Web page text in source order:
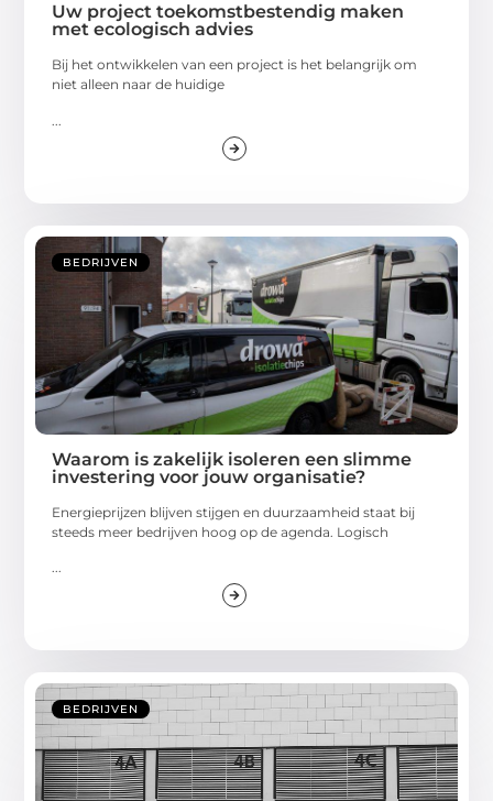
Uw project toekomstbestendig maken
met ecologisch advies
Bij het ontwikkelen van een project is het belangrijk om
niet alleen naar de huidige
BEDRIJVEN
Waarom is zakelijk isoleren een slimme
investering voor jouw organisatie?
Energieprijzen blijven stijgen en duurzaamheid staat bij
steeds meer bedrijven hoog op de agenda. Logisch
...
BEDRIJVEN